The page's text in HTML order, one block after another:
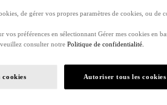
de gérer vos propres paramètres de cookies, ou de
préférences en sélectionnant Gérer mes cookies en
consulter notre Politique de confidentialité.
cookies Autoriser tous les cookies